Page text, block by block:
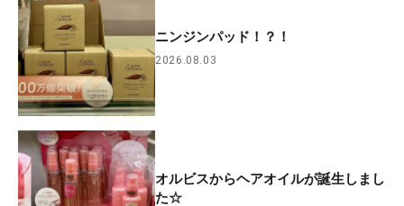
ニンジンパッド！？！
2026.08.03
オルビスからヘアオイルが誕生しまし
た☆